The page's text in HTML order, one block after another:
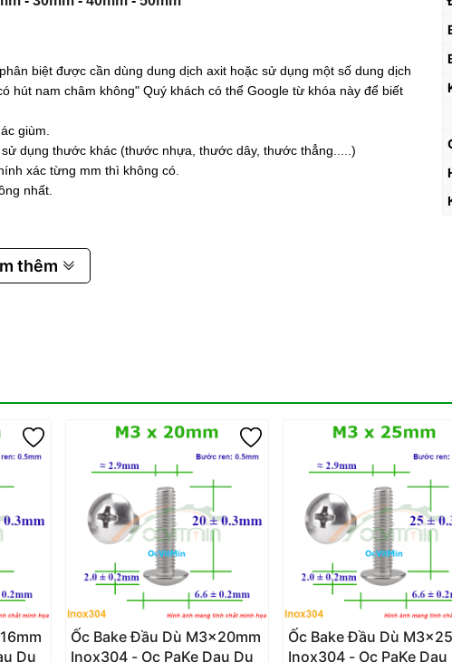
biệt được cần dùng dung dịch axit hoặc sử dụng một số dung dịch
hút nam châm không" Quý khách có thể Google từ khóa này để biết
giùm.
dụng thước khác (thước nhựa, thước dây, thước thẳng.....)
xác từng mm thì không có.
nhất.
thêm
Du
Ốc Bake Đầu Dù M3x20mm
Inox304 - Oc PaKe Dau Du
Ốc Bake Đầu Dù
Inox304 - Oc PaKe